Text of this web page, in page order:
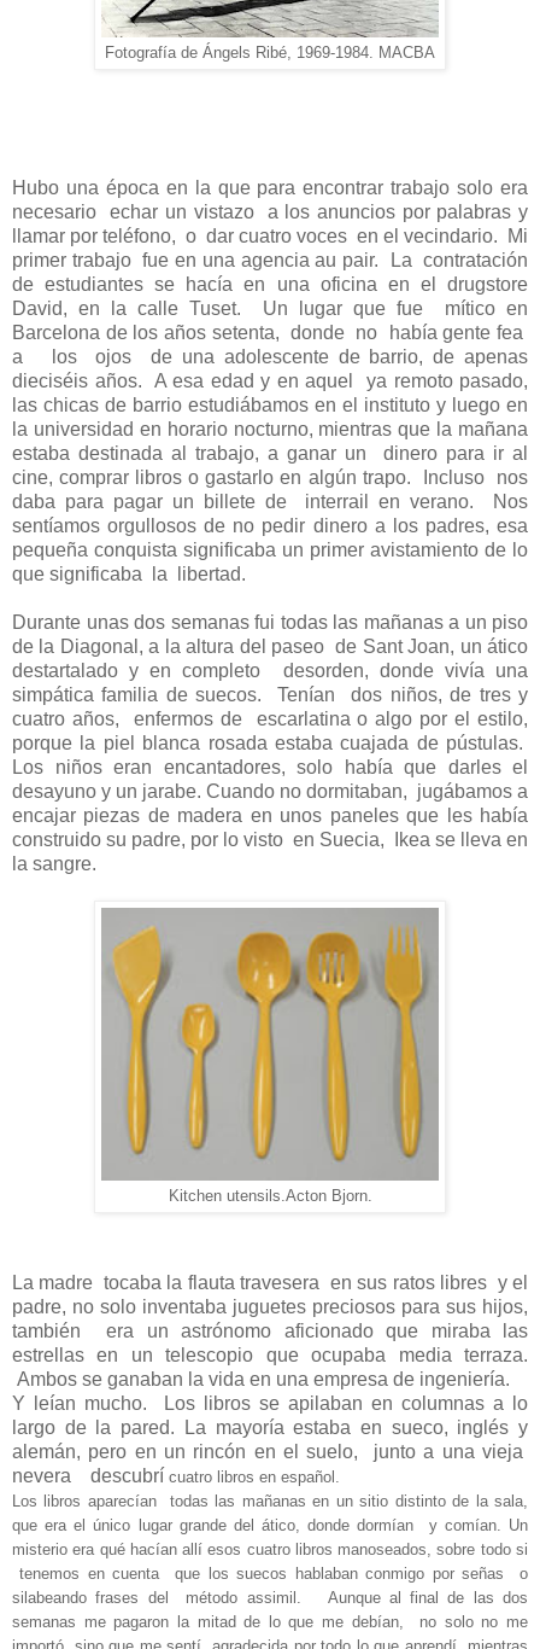
Fotografía de Ángels Ribé, 1969-1984. MACBA
Hubo una época en la que para encontrar trabajo solo era
necesario
echar un vistazo
a los anuncios por palabras y
llamar por teléfono, o dar cuatro voces en el vecindario.
Mi
primer trabajo fue en una agencia au pair. La contratación
de estudiantes se hacía en una oficina en el drugstore
David, en la calle Tuset.
Un lugar que fue
mítico en
Barcelona de los años setenta, donde no
había gente fea
a
los ojos
de una adolescente de barrio, de apenas
dieciséis años.
A esa edad y en aquel
ya remoto pasado,
las chicas de barrio estudiábamos en el instituto y luego en
la universidad en horario nocturno, mientras que la mañana
estaba destinada al trabajo, a ganar un
dinero para ir al
cine, comprar libros o gastarlo en algún trapo.
Incluso
nos
daba para pagar un billete de
interrail en verano.
Nos
sentíamos orgullosos de no pedir dinero a los padres, esa
pequeña conquista significaba un primer avistamiento de lo
que significaba
la libertad.
Durante unas dos semanas fui todas las mañanas a un piso
de la Diagonal, a la altura del paseo de Sant Joan, un ático
destartalado y en completo
desorden, donde vivía una
simpática familia de suecos.
Tenían
dos niños, de tres y
cuatro años,
enfermos de
escarlatina o algo por el estilo,
porque la piel blanca rosada estaba cuajada de pústulas.
Los niños eran encantadores, solo había que darles el
desayuno y un jarabe. Cuando no dormitaban, jugábamos a
encajar piezas de madera en unos paneles que les había
construido su padre, por lo visto en Suecia,
Ikea se lleva en
la sangre.
Kitchen utensils.Acton Bjorn.
La madre tocaba la flauta travesera en sus ratos libres y el
padre, no solo inventaba juguetes preciosos para sus hijos,
también
era un astrónomo aficionado que miraba las
estrellas en un telescopio que ocupaba media terraza.
Ambos se ganaban la vida en una empresa de ingeniería.
Y leían mucho.
Los libros se apilaban en columnas a lo
largo de la pared. La mayoría estaba en sueco, inglés y
alemán, pero en un rincón en el suelo,
junto a una vieja
nevera
descubrí cuatro libros en español.
Los libros aparecían
todas las mañanas en un sitio distinto de la sala,
que era el único lugar grande del ático, donde dormían
y comían. Un
misterio era qué hacían allí esos cuatro libros manoseados, sobre todo si
tenemos en cuenta
que los suecos hablaban conmigo por señas
o
silabeando frases del
método assimil.
Aunque al final de las dos
semanas me pagaron la mitad de lo que me debían,
no solo no me